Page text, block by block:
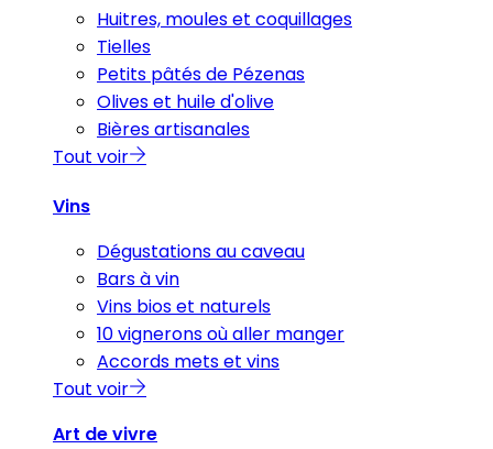
Huitres, moules et coquillages
Tielles
Petits pâtés de Pézenas
Olives et huile d'olive
Bières artisanales
Tout voir
Vins
Dégustations au caveau
Bars à vin
Vins bios et naturels
10 vignerons où aller manger
Accords mets et vins
Tout voir
Art de vivre